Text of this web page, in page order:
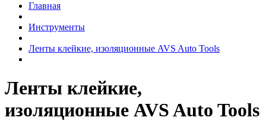
Главная
Инструменты
Ленты клейкие, изоляционные AVS Auto Tools
Ленты клейкие,
изоляционные AVS Auto Tools